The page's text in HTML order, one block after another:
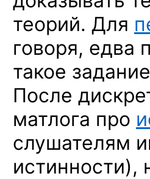
теорий. Для
говоря, едва
такое
После
матлога про
слушателям
истинности),